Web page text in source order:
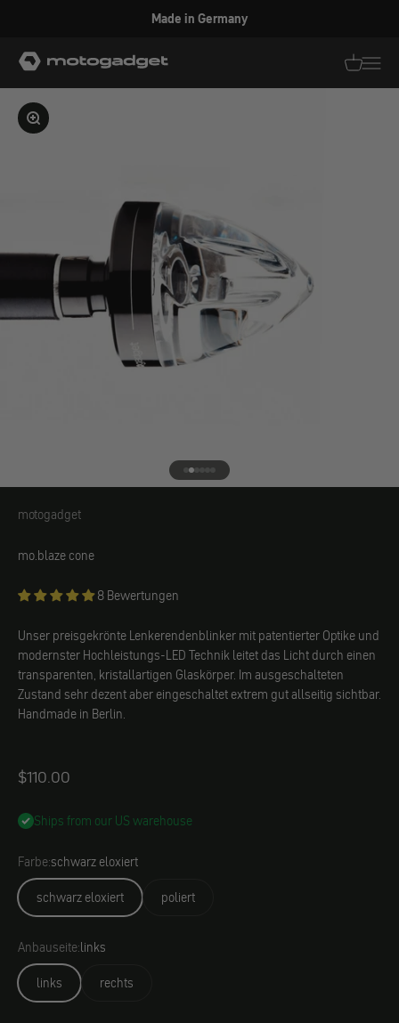
Made in Germany
motogadget GmbH
Bild vergrößern
Gehe zu Element 1
Gehe zu Element 2
Gehe zu Element 3
Gehe zu Element 4
Gehe zu Element 5
Gehe zu Element 6
motogadget
motogadget
mo.blaze cone
8 Bewertungen
Unser preisgekrönte Lenkerendenblinker mit patentierter Optike und
modernster Hochleistungs-LED Technik leitet das Licht durch einen
transparenten, kristallartigen Glaskörper. Im ausgeschalteten
Zustand sehr dezent aber eingeschaltet extrem gut allseitig sichtbar.
Handmade in Berlin.
Angebot
$110.00
Ships from our US warehouse
Farbe:schwarz eloxiert
schwarz eloxiert
poliert
Anbauseite:links
links
rechts